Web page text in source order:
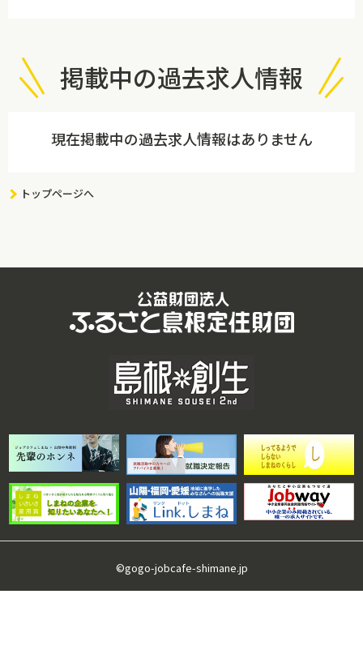
掲載中の過去求人情報
現在掲載中の過去求人情報はありません
トップページへ
©gogo-jobcafe-shimane.jp